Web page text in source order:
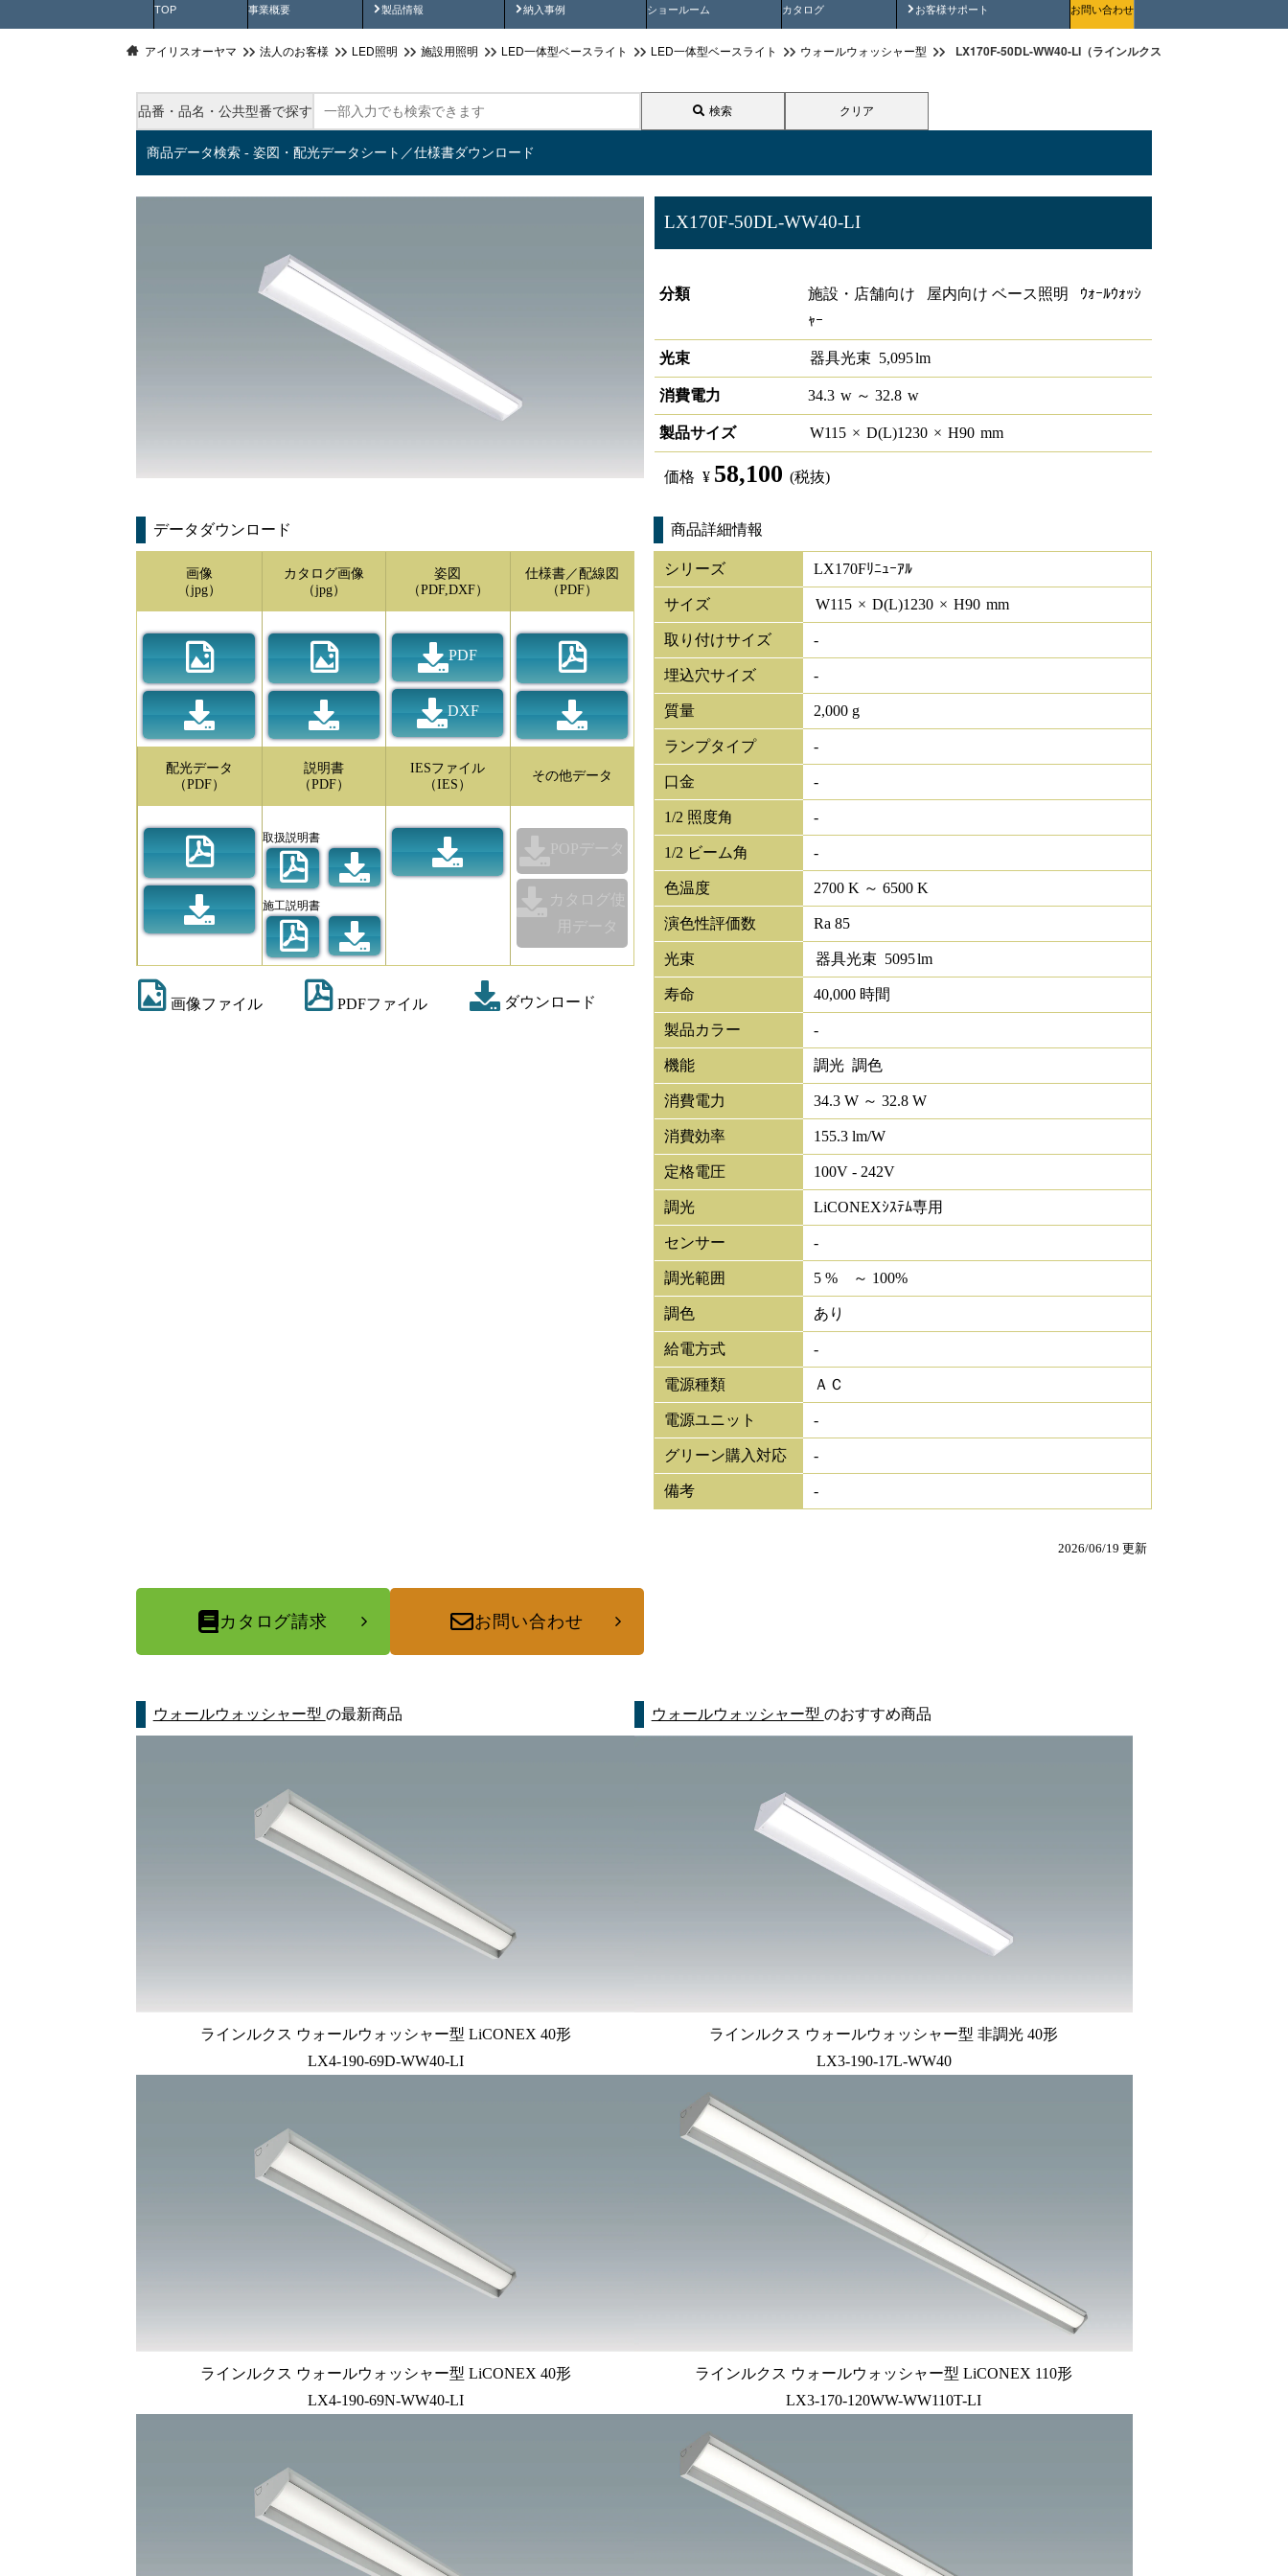
TOP 事業概要 製品情報
製品動画 納入事例
納入事例動画 ショールーム カタログ お客様サポート
安全にご使用いただくためにお問い合わせ
アイリスオーヤマ 法人のお客様 LED照明 施設用照明 LED一体型ベースライト LED一体型ベースライト ウォールウォッシャー型 LX170F-50DL-WW40-LI（ラインルクス ウォールウォッシャー
品番・品名・公共型番で探す 検索 クリア
商品データ検索 - 姿図・配光データシート／仕様書ダウンロード
LX170F-50DL-WW40-LI
分類
施設・店舗向け 屋内向け ベース照明 ｳｫｰﾙｳｫｯｼ
ｬｰ
光束 器具光束 5,095lm
消費電力 34.3 w ～ 32.8 w
製品サイズ W115 × D(L)1230 × H90 mm
価格 ¥ 58,100 (税抜)
データダウンロード
画像
（jpg）
カタログ画像
（jpg）
姿図
（PDF,DXF）
PDF
DXF
仕様書／配線図
（PDF）
配光データ
（PDF）
説明書
（PDF）
取扱説明書
施工説明書
IESファイル
（IES）
その他データ
POPデータ
カタログ使
用データ
画像ファイル PDFファイル ダウンロード
商品詳細情報
シリーズ LX170Fﾘﾆｭｰｱﾙ
サイズ W115 × D(L)1230 × H90 mm
取り付けサイズ -
埋込穴サイズ -
質量 2,000 g
ランプタイプ -
口金 -
1/2 照度角 -
1/2 ビーム角 -
色温度 2700 K ～ 6500 K
演色性評価数 Ra 85
光束 器具光束 5095lm
寿命 40,000 時間
製品カラー -
機能 調光 調色
消費電力 34.3 W ～ 32.8 W
消費効率 155.3 lm/W
定格電圧 100V - 242V
調光 LiCONEXｼｽﾃﾑ専用
センサー -
調光範囲 5 % ～ 100%
調色 あり
給電方式 -
電源種類 ＡＣ
電源ユニット -
グリーン購入対応 -
備考 -
2026/06/19 更新
カタログ請求 お問い合わせ
ウォールウォッシャー型 の最新商品
ラインルクス ウォールウォッシャー型 LiCONEX 40形
LX4-190-69D-WW40-LI
ラインルクス ウォールウォッシャー型 LiCONEX 40形
LX4-190-69N-WW40-LI
ウォールウォッシャー型 のおすすめ商品
ラインルクス ウォールウォッシャー型 非調光 40形
LX3-190-17L-WW40
ラインルクス ウォールウォッシャー型 LiCONEX 110形
LX3-170-120WW-WW110T-LI